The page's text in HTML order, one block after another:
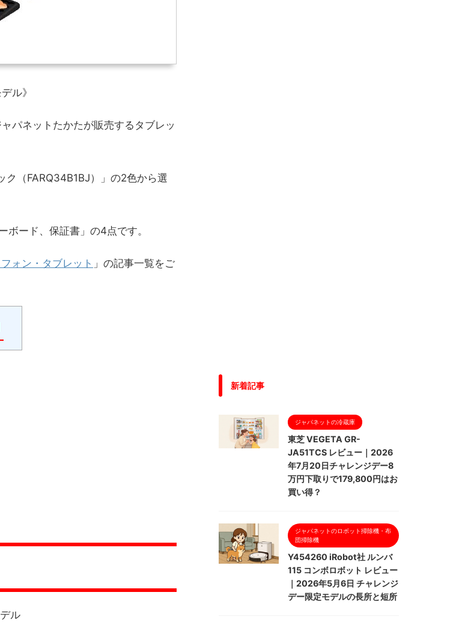
ル》
パネットたかたが販売するタブレッ
ク（FARQ34B1BJ）」の2色から選
ボード、保証書」の4点です。
ォン・タブレット 」の記事一覧をご
ル
新着記事
ジャパネットの冷蔵庫
東芝 VEGETA GR-
JA51TCS レビュー｜2026
年7月20日チャレンジデー8
万円下取りで179,800円はお
買い得？
ジャパネットのロボット掃除機・布
団掃除機
Y454260 iRobot社 ルンバ
115 コンボロボット レビュー
｜2026年5月6日 チャレンジ
デー限定モデルの長所と短所